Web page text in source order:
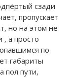
сзади
пропускает
но на этом не
, а просто
по
габариты
пол пути,